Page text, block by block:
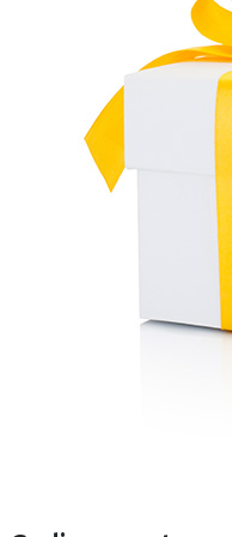
Elettropompa
sommersa 3XRm 1.8/27 -
€ 289,90
Ordinabile ricevilo in 7-8